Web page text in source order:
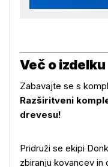
Več o izdelku
Zabavajte se s
Razširitveni
drevesu!
Pridruži se ekipi
zbiranju kovancev in